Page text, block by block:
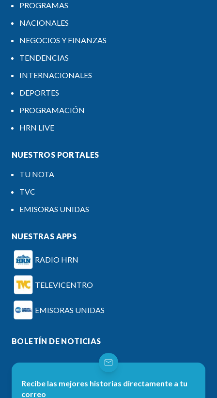
PROGRAMAS
NACIONALES
NEGOCIOS Y FINANZAS
TENDENCIAS
INTERNACIONALES
DEPORTES
PROGRAMACIÓN
HRN LIVE
NUESTROS PORTALES
TU NOTA
TVC
EMISORAS UNIDAS
NUESTRAS APPS
RADIO HRN
TELEVICENTRO
EMISORAS UNIDAS
BOLETÍN DE NOTICIAS
Recibe las mejores historias directamente a tu
correo